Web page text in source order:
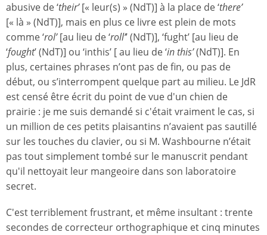
abusive de ‘their’[« leur(s) » (NdT)] à la place de ‘there’
[« là » (NdT)], mais en plus ce livre est plein de mots
comme ‘rol’[au lieu de ‘roll’’ (NdT)], ‘fught’ [au lieu de
‘fought’ (NdT)] ou ‘inthis’ [ au lieu de ‘in this’(NdT)]. En
plus, certaines phrases n’ont pas de fin, ou pas de
début, ou s’interrompent quelque part au milieu. Le JdR
est censé être écrit du point de vue d'un chien de
prairie : je me suis demandé si c'était vraiment le cas, si
un million de ces petits plaisantins n’avaient pas sautillé
sur les touches du clavier, ou si M. Washbourne n’était
pas tout simplement tombé sur le manuscrit pendant
qu'il nettoyait leur mangeoire dans son laboratoire
secret.
C'est terriblement frustrant, et même insultant : trente
secondes de correcteur orthographique et cinq minutes